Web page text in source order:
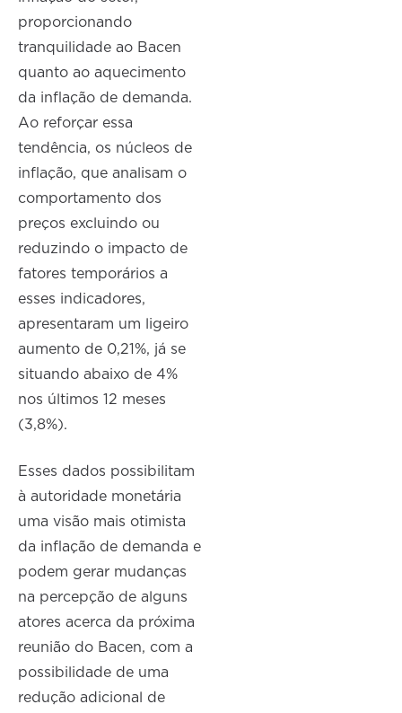
proporcionando
tranquilidade ao Bacen
quanto ao aquecimento
da inflação de demanda.
Ao reforçar essa
tendência, os núcleos de
inflação, que analisam o
comportamento dos
preços excluindo ou
reduzindo o impacto de
fatores temporários a
esses indicadores,
apresentaram um ligeiro
aumento de 0,21%, já se
situando abaixo de 4%
nos últimos 12 meses
(3,8%).
Esses dados possibilitam
à autoridade monetária
uma visão mais otimista
da inflação de demanda e
podem gerar mudanças
na percepção de alguns
atores acerca da próxima
reunião do Bacen, com a
possibilidade de uma
redução adicional de